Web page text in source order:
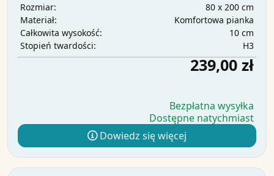
Rozmiar:
80 x 200 cm
Materiał:
Komfortowa pianka
Całkowita wysokość:
10 cm
Stopień twardości:
H3
239,00 zł
Bezpłatna wysyłka
Dostępne natychmiast
Dowiedz się więcej